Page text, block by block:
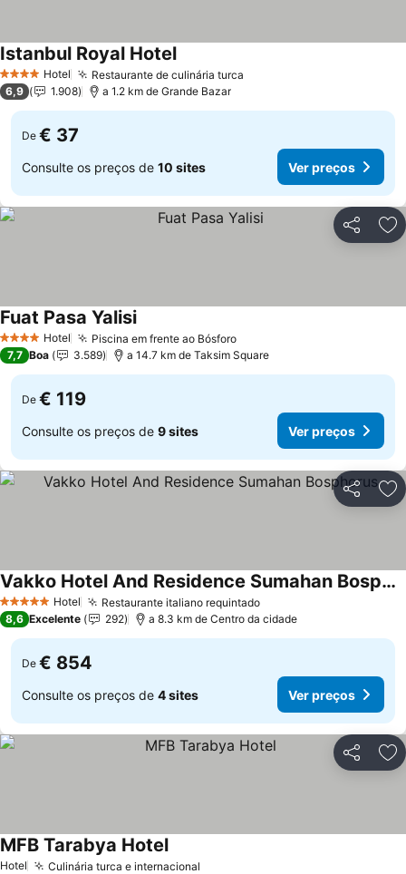
4 EstrelasHotel Restaurante de culinária turca
Istanbul Royal HotelVer preços
6,9 1.908 a 1.2 km de Grande Bazar
De € 37
Consulte os preços de 10 sites Ver preços
Partilhar
4 EstrelasHotel Piscina em frente ao BósforoVer preços
Fuat Pasa YalisiVer preços
7,7 Boa 3.589 a 14.7 km de Taksim Square
De € 119
Consulte os preços de 9 sites Ver preços
Partilhar
5 Estrelas Hotel Restaurante italiano requintadoVer preços
Vakko Hotel And Residence Sumahan Bosphorus
Ver preços
8,6 Excelente 292 a 8.3 km de Centro da cidade
De € 854
Consulte os preços de 4 sites Ver preços
Partilhar
Hotel Culinária turca e internacional
MFB Tarabya HotelVer preços